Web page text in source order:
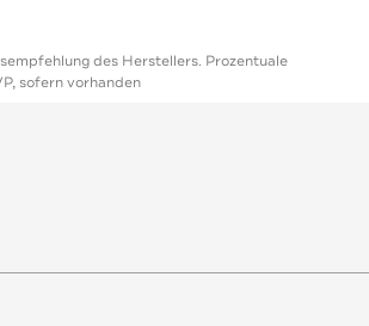
des Herstellers. Prozentuale
sofern vorhanden